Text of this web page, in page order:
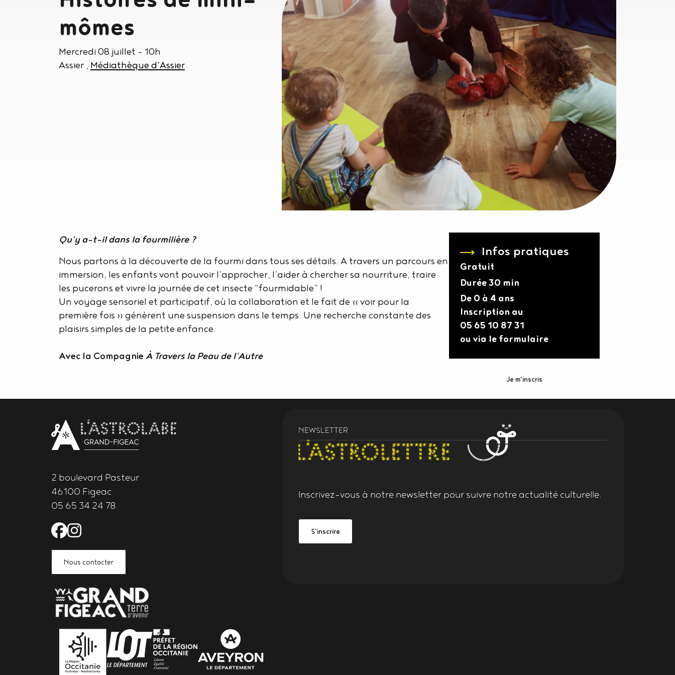
mômes
Mercredi 08 juillet - 10h
Assier
Médiathèque d'Assier
Qu'y a-t-il dans la fourmilière ?
Nous partons à la découverte de la fourmi dans tous ses détails. A travers un parcours en
immersion, les enfants vont pouvoir l’approcher, l’aider à chercher sa nourriture, traire
les pucerons et vivre la journée de cet insecte “fourmidable” !
Un voyage sensoriel et participatif, où la collaboration et le fait de « voir pour la
première fois » génèrent une suspension dans le temps. Une recherche constante des
plaisirs simples de la petite enfance.
Avec la Compagnie À Travers la Peau de l’Autre
Infos pratiques
Gratuit
Durée30 min
De 0 à 4 ans
Inscription au
05 65 10 87 31
ou via le formulaire
Je m'inscris
2 boulevard Pasteur
46100 Figeac
05 65 34 24 78
Facebook de l'Astrolabe Grand Figeac
Instagram de l'Astrolabe Grand Figeac
Nous contacter
NEWSLETTER
Inscrivez-vous à notre newsletter pour suivre notre actualité culturelle.
S'inscrire
PARTENAIRES